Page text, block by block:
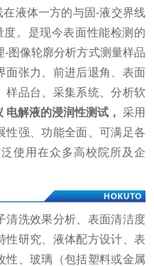
液体一方的与固-液交界线
。是现今表面性能检测的
图像轮廓分析方式测量样品
面张力、前进后退角、表面
样品台、采集系统、分析软
电解液的浸润性测试 ， 采用
性强、功能全面、可满足各
使用在众多高校院所及企
清洗效果分析、表面清洁度
性研究、液体配方设计、表
性、玻璃（包括塑料或金属